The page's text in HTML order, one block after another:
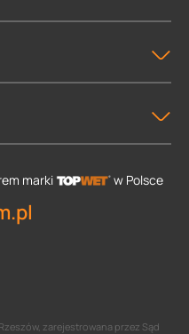
marki w Polsce
zarejestrowana przez Sąd